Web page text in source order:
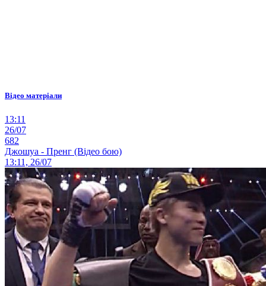
Відео матеріали
13:11
26/07
682
Джошуа - Пренг (Відео бою)
13:11, 26/07